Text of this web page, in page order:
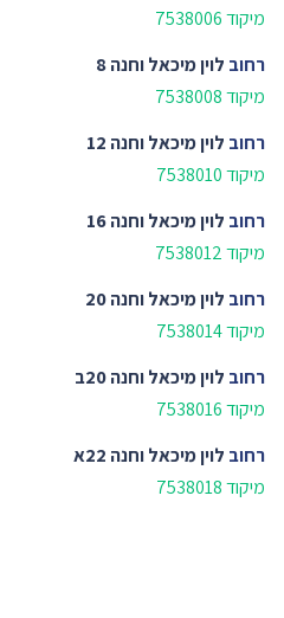
מיקוד 7538006
רחוב לוין מיכאל וחנה 8
מיקוד 7538008
רחוב לוין מיכאל וחנה 12
מיקוד 7538010
רחוב לוין מיכאל וחנה 16
מיקוד 7538012
רחוב לוין מיכאל וחנה 20
מיקוד 7538014
רחוב לוין מיכאל וחנה 20ב
מיקוד 7538016
רחוב לוין מיכאל וחנה 22א
מיקוד 7538018